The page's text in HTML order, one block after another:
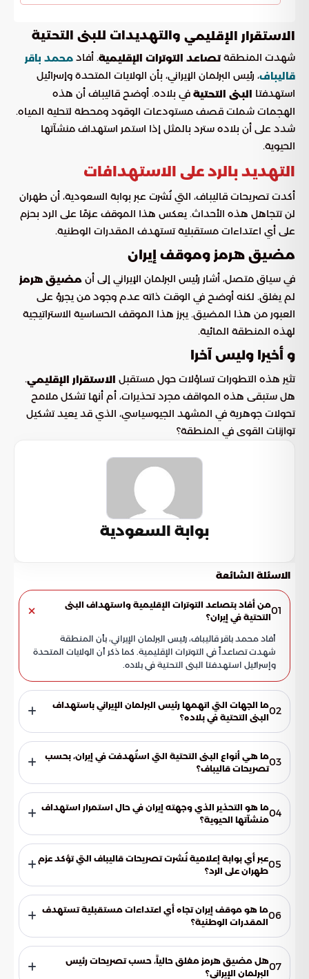
الاستقرار الإقليمي والتهديدات للبنى التحتية
شهدت المنطقةتصاعد التوترات الإقليمية. أفاد محمد باقر
قاليباف، رئيس البرلمان الإيراني، بأن الولايات المتحدة وإسرائيل
استهدفتا البنى التحتية في بلاده. أوضح قاليباف أن هذه
الهجمات شملت قصف مستودعات الوقود ومحطة لتحلية المياه.
شدد على أن بلاده سترد بالمثل إذا استمر استهداف منشآتها
الحيوية.
التهديد بالرد على الاستهدافات
أكدت تصريحات قاليباف، التي نُشرت عبر بوابة السعودية، أن طهران
لن تتجاهل هذه الأحداث. يعكس هذا الموقف عزمًا على الرد بحزم
على أي اعتداءات مستقبلية تستهدف المقدرات الوطنية.
مضيق هرمز وموقف إيران
في سياق متصل، أشار رئيس البرلمان الإيراني إلى أن مضيق هرمز
لم يغلق. لكنه أوضح في الوقت ذاته عدم وجود من يجرؤ على
العبور من هذا المضيق. يبرز هذا الموقف الحساسية الاستراتيجية
لهذه المنطقة المائية.
و أخيرا وليس آخرا
تثير هذه التطورات تساؤلات حول مستقبل الاستقرار الإقليمي.
هل ستبقى هذه المواقف مجرد تحذيرات، أم أنها تشكل ملامح
تحولات جوهرية في المشهد الجيوسياسي، الذي قد يعيد تشكيل
توازنات القوى في المنطقة؟
بوابة السعودية
الاسئلة الشائعة
01من أفاد بتصاعد التوترات الإقليمية واستهداف البنى
التحتية في إيران؟
أفاد محمد باقر قاليباف، رئيس البرلمان الإيراني، بأن المنطقة
شهدت تصاعداً في التوترات الإقليمية. كما ذكر أن الولايات المتحدة
وإسرائيل استهدفتا البنى التحتية في بلاده.
02ما الجهات التي اتهمها رئيس البرلمان الإيراني باستهداف
البنى التحتية في بلاده؟
وإسرائيل باستهداف البنى التحتية في إيران.
03ما هي أنواع البنى التحتية التي استُهدفت في إيران، بحسب
تصريحات قاليباف؟
ومحطة لتحلية المياه. هذه الاستهدافات أثارت قلقاً بشأن الأمن
الإقليمي.04ما هو التحذير الذي وجهته إيران في حال استمرار استهداف
منشآتها الحيوية؟
الحيوية. يعكس هذا الموقف عزمها على الدفاع عن مقدراتها
الوطنية.05عبر أي بوابة إعلامية نُشرت تصريحات قاليباف التي تؤكد عزم
طهران على الرد؟
أي اعتداءات مستقبلية، عبر بوابة السعودية.
06ما هو موقف إيران تجاه أي اعتداءات مستقبلية تستهدف
المقدرات الوطنية؟
مستقبلية تستهدف المقدرات الوطنية، مؤكدة أنها لن تتجاهل
هذه الأحداث.07هل مضيق هرمز مغلق حالياً، حسب تصريحات رئيس
البرلمان الإيراني؟